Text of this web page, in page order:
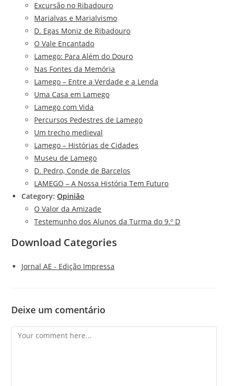
Excursão no Ribadouro
Marialvas e Marialvismo
D. Egas Moniz de Ribadouro
O Vale Encantado
Lamego: Para Além do Douro
Nas Fontes da Memória
Lamego – Entre a Verdade e a Lenda
Uma Casa em Lamego
Lamego com Vida
Percursos Pedestres de Lamego
Um trecho medieval
Lamego – Histórias de Cidades
Museu de Lamego
D. Pedro, Conde de Barcelos
LAMEGO – A Nossa História Tem Futuro
Category:Opinião
O Valor da Amizade
Testemunho dos Alunos da Turma do 9.º D
Download Categories
Jornal AE - Edição Impressa
Deixe um comentário
Comment